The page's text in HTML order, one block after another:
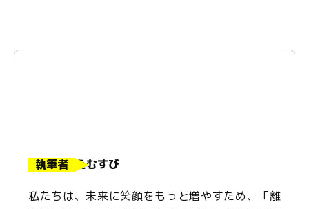
執筆者 えむすび
私たちは、未来に笑顔をもっと増やすため、「離